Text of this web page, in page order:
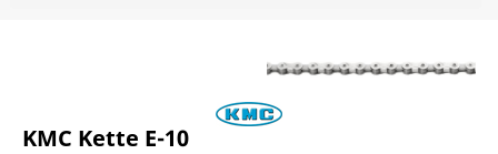
KMC Kette E-10